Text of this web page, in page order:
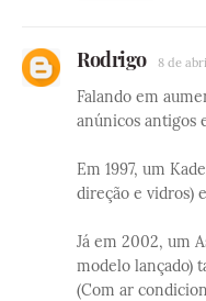
Rodrigo 8 de
Falando em
anúnicos antigos
Em 1997, um
direção e vidros)
Já em 2002, um
modelo lançado)
(Com ar